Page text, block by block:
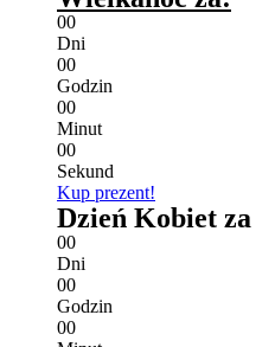
00
Dni
00
Godzin
00
Minut
00
Sekund
Kup prezent!
Dzień Kobiet za
00
Dni
00
Godzin
00